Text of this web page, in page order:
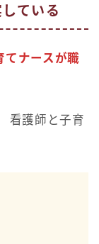
ている
てナースが職
看護師と子育